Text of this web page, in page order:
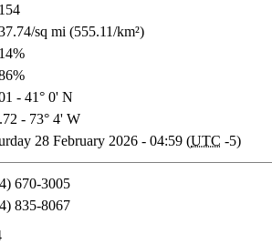
sq mi (555.11/km²)
- 41° 0' N
- 73° 4' W
28 February 2026 - 04:59 (UTC -5)
670-3005
835-8067